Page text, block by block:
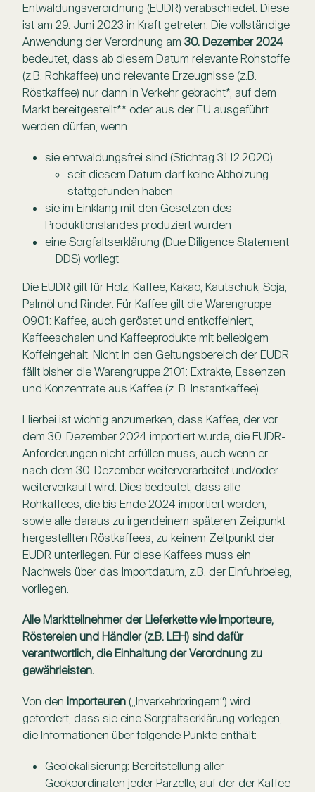
Entwaldungsverordnung (EUDR) verabschiedet. Diese
ist am 29. Juni 2023 in Kraft getreten. Die vollständige
Anwendung der Verordnung am 30. Dezember 2024
bedeutet, dass ab diesem Datum relevante Rohstoffe
(z.B. Rohkaffee) und relevante Erzeugnisse (z.B.
Röstkaffee) nur dann in Verkehr gebracht*, auf dem
Markt bereitgestellt** oder aus der EU ausgeführt
werden dürfen, wenn
sie entwaldungsfrei sind (Stichtag 31.12.2020)
seit diesem Datum darf keine Abholzung
stattgefunden haben
sie im Einklang mit den Gesetzen des
Produktionslandes produziert wurden
eine Sorgfaltserklärung (Due Diligence Statement
= DDS) vorliegt
Die EUDR gilt für Holz, Kaffee, Kakao, Kautschuk, Soja,
Palmöl und Rinder. Für Kaffee gilt die Warengruppe
0901: Kaffee, auch geröstet und entkoffeiniert,
Kaffeeschalen und Kaffeeprodukte mit beliebigem
Koffeingehalt. Nicht in den Geltungsbereich der EUDR
fällt bisher die Warengruppe 2101: Extrakte, Essenzen
und Konzentrate aus Kaffee (z. B. Instantkaffee).
Hierbei ist wichtig anzumerken, dass Kaffee, der vor
dem 30. Dezember 2024 importiert wurde, die EUDR-
Anforderungen nicht erfüllen muss, auch wenn er
nach dem 30. Dezember weiterverarbeitet und/oder
weiterverkauft wird. Dies bedeutet, dass alle
Rohkaffees, die bis Ende 2024 importiert werden,
sowie alle daraus zu irgendeinem späteren Zeitpunkt
hergestellten Röstkaffees, zu keinem Zeitpunkt der
EUDR unterliegen. Für diese Kaffees muss ein
Nachweis über das Importdatum, z.B. der Einfuhrbeleg,
vorliegen.
Alle Marktteilnehmer der Lieferkette wie Importeure,
Röstereien und Händler (z.B. LEH) sind dafür
verantwortlich, die Einhaltung der Verordnung zu
gewährleisten.
Von den Importeuren(„Inverkehrbringern“) wird
gefordert, dass sie eine Sorgfaltserklärung vorlegen,
die Informationen über folgende Punkte enthält:
Geolokalisierung: Bereitstellung aller
Geokoordinaten jeder Parzelle, auf der der Kaffee